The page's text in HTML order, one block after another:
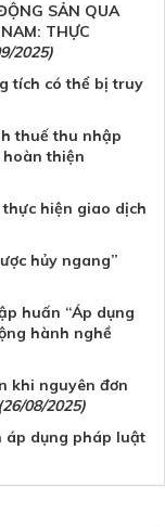
SẢN QUA
THỰC
2025)
tích có thể bị truy
thuế thu nhập
thiện
hiện giao dịch
hủy ngang”
huấn “Áp dụng
hành nghề
khi nguyên đơn
(26/08/2025)
áp dụng pháp luật